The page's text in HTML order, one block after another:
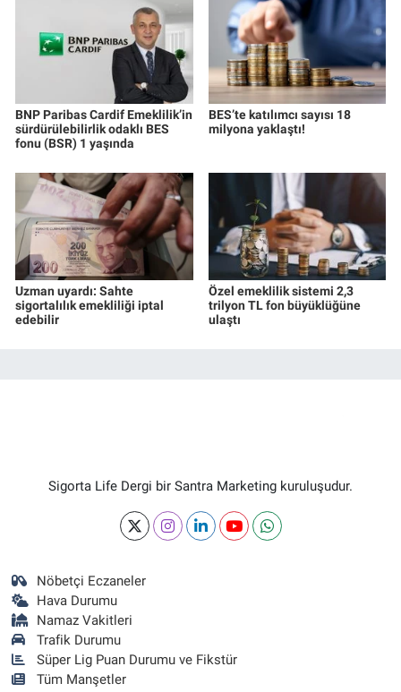
BNP Paribas Cardif Emeklilik’in
sürdürülebilirlik odaklı BES
fonu (BSR) 1 yaşında
BES’te katılımcı sayısı 18
milyona yaklaştı!
Uzman uyardı: Sahte
sigortalılık emekliliği iptal
edebilir
Özel emeklilik sistemi 2,3
trilyon TL fon büyüklüğüne
ulaştı
Sigorta Life Dergi bir Santra Marketing kuruluşudur.
Nöbetçi Eczaneler
Hava Durumu
Namaz Vakitleri
Trafik Durumu
Süper Lig Puan Durumu ve Fikstür
Tüm Manşetler